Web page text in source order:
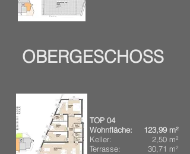
OBERGESCHOSS
​TOP 04
Wohnfläche:
Keller:
Terrasse:
123,99m²
2,50 m²
30,71 m²